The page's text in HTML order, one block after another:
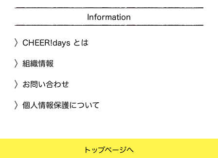
Information
CHEER!days とは
組織情報
お問い合わせ
個人情報保護について
トップページへ